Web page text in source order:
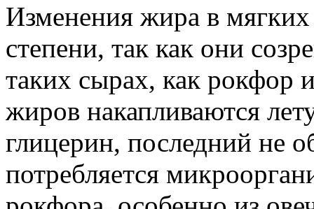
Изменения жира в
степени, так как они
таких сырах, как рокфор
жиров накапливаются
глицерин, последний не
потребляется